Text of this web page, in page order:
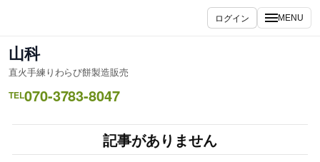
ス
キ
ッ
ログイン MENU
山科
直火手練りわらび餅製造販売
TEL070-3783-8047
記事がありません